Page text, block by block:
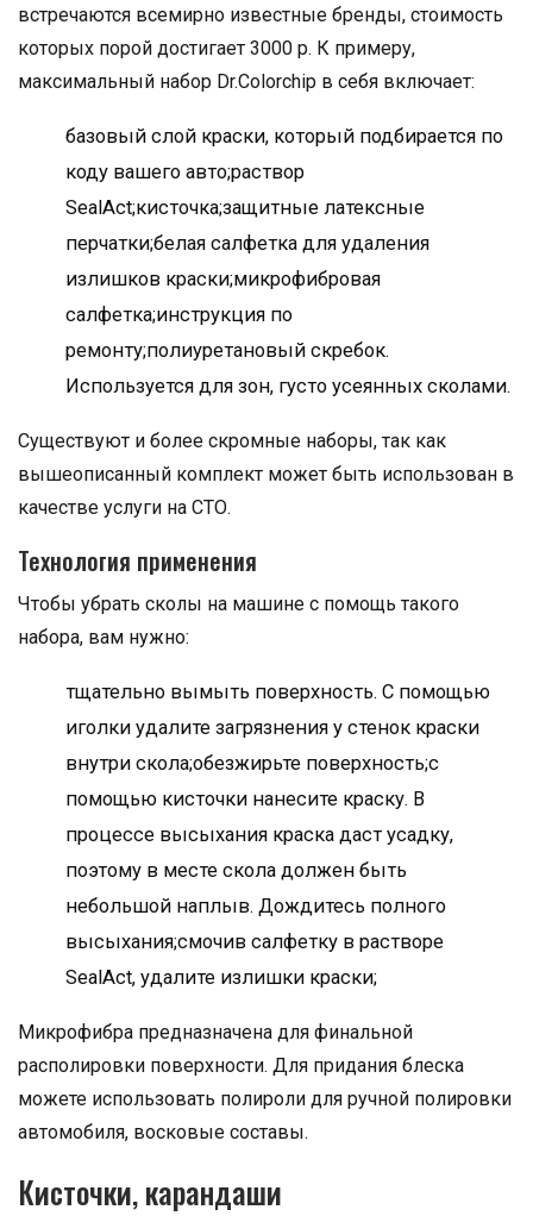
встречаются всемирно известные бренды, стоимость
которых порой достигает 3000 р. К примеру,
максимальный набор Dr.Colorchip в себя включает:
базовый слой краски, который подбирается по
коду вашего авто;раствор
SealAct;кисточка;защитные латексные
перчатки;белая салфетка для удаления
излишков краски;микрофибровая
салфетка;инструкция по
ремонту;полиуретановый скребок.
Используется для зон, густо усеянных сколами.
Существуют и более скромные наборы, так как
вышеописанный комплект может быть использован в
качестве услуги на СТО.
Технология применения
Чтобы убрать сколы на машине с помощь такого
набора, вам нужно:
тщательно вымыть поверхность. С помощью
иголки удалите загрязнения у стенок краски
внутри скола;обезжирьте поверхность;с
помощью кисточки нанесите краску. В
процессе высыхания краска даст усадку,
поэтому в месте скола должен быть
небольшой наплыв. Дождитесь полного
высыхания;смочив салфетку в растворе
SealAct, удалите излишки краски;
Микрофибра предназначена для финальной
располировки поверхности. Для придания блеска
можете использовать полироли для ручной полировки
автомобиля, восковые составы.
Кисточки, карандаши